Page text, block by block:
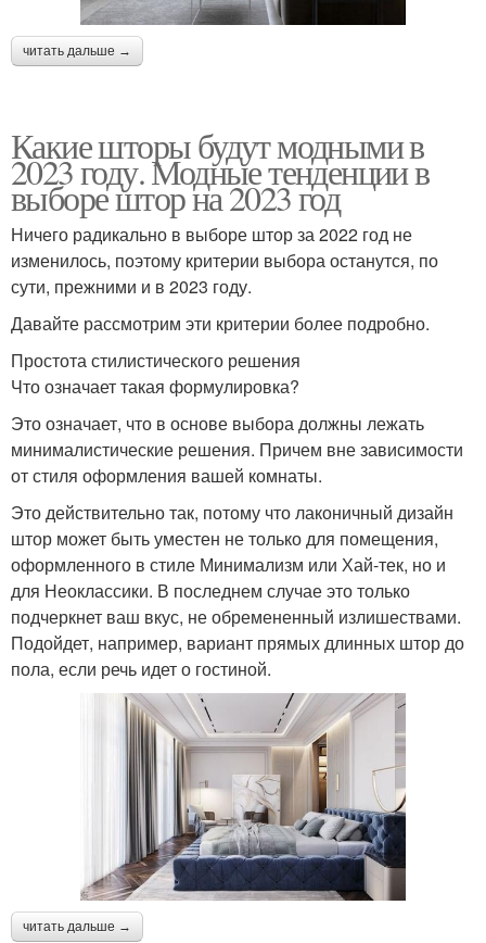
читать дальше →
Какие шторы будут модными в
2023 году. Модные тенденции в
выборе штор на 2023 год
Ничего радикально в выборе штор за 2022 год не
изменилось, поэтому критерии выбора останутся, по
сути, прежними и в 2023 году.
Давайте рассмотрим эти критерии более подробно.
Простота стилистического решения
Что означает такая формулировка?
Это означает, что в основе выбора должны лежать
минималистические решения. Причем вне зависимости
от стиля оформления вашей комнаты.
Это действительно так, потому что лаконичный дизайн
штор может быть уместен не только для помещения,
оформленного в стиле Минимализм или Хай-тек, но и
для Неоклассики. В последнем случае это только
подчеркнет ваш вкус, не обремененный излишествами.
Подойдет, например, вариант прямых длинных штор до
пола, если речь идет о гостиной.
читать дальше →